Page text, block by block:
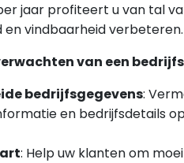
jaar profiteert u van tal
en vindbaarheid verbeteren.
van een
bedrijfsgegevens:
en bedrijfsdetails
: Help uw klanten om